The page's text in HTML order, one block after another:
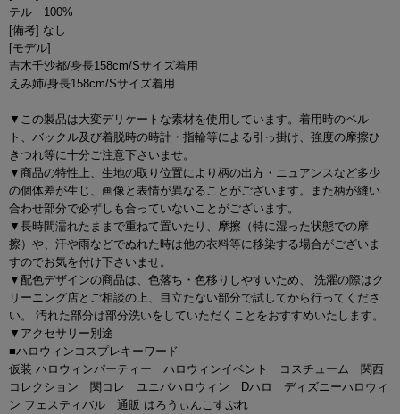
テル 100%
[備考] なし
[モデル]
吉木千沙都/身長158cm/Sサイズ着用
えみ姉/身長158cm/Sサイズ着用
▼この製品は大変デリケートな素材を使用しています。着用時のベル
ト、バックル及び着脱時の時計・指輪等による引っ掛け、強度の摩擦ひ
きつれ等に十分ご注意下さいませ。
▼商品の特性上、生地の取り位置により柄の出方・ニュアンスなど多少
の個体差が生じ、画像と表情が異なることがございます。また柄が縫い
合わせ部分で必ずしも合っていないことがございます。
▼長時間濡れたままで重ねて置いたり、摩擦（特に湿った状態での摩
擦）や、汗や雨などでぬれた時は他の衣料等に移染する場合がございま
すのでお気を付け下さいませ。
▼配色デザインの商品は、色落ち・色移りしやすいため、 洗濯の際はク
リーニング店とご相談の上、目立たない部分で試してから行ってくださ
い。 汚れた部分は部分洗いをしていただくことをおすすめいたします。
▼アクセサリー別途
■ハロウィンコスプレキーワード
仮装 ハロウィンパーティー ハロウィンイベント コスチューム 関西
コレクション 関コレ ユニバハロウィン Dハロ ディズニーハロウィ
ン フェスティバル 通販 はろうぃんこすぷれ